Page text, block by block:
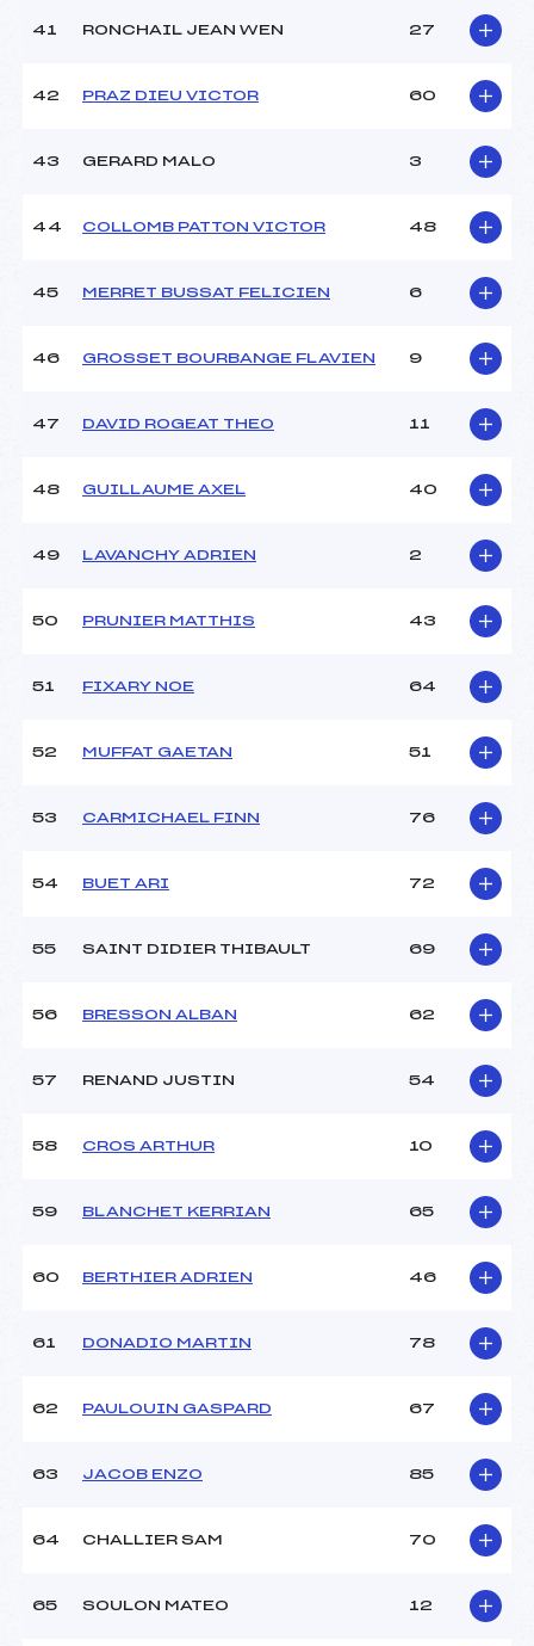
41 RONCHAIL JEAN WEN 27
42 PRAZ DIEU VICTOR 60
43 GERARD MALO 3
44 COLLOMB PATTON VICTOR 48
45 MERRET BUSSAT FELICIEN 6
46 GROSSET BOURBANGE FLAVIEN 9
47 DAVID ROGEAT THEO 11
48 GUILLAUME AXEL 40
49 LAVANCHY ADRIEN 2
50 PRUNIER MATTHIS 43
51 FIXARY NOE 64
52 MUFFAT GAETAN 51
53 CARMICHAEL FINN 76
54 BUET ARI 72
55 SAINT DIDIER THIBAULT 69
56 BRESSON ALBAN 62
57 RENAND JUSTIN 54
58 CROS ARTHUR 10
59 BLANCHET KERRIAN 65
60 BERTHIER ADRIEN 46
61 DONADIO MARTIN 78
62 PAULOUIN GASPARD 67
63 JACOB ENZO 85
64 CHALLIER SAM 70
65 SOULON MATEO 12